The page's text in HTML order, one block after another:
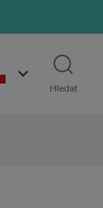
Hledat